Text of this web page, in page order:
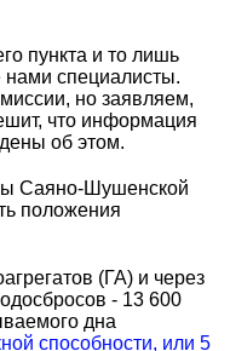
пункта и то лишь
нами специалисты.
но заявляем,
что информация
об этом.
Саяно-Шушенской
положения
(ГА) и через
- 13 600
дна
способности, или 5